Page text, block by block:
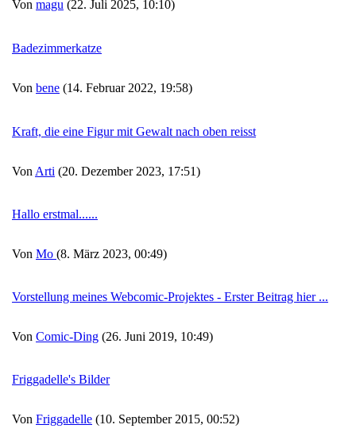
Von magu (22. Juli 2025, 10:10)
Badezimmerkatze
Von bene (14. Februar 2022, 19:58)
Kraft, die eine Figur mit Gewalt nach oben reisst
Von Arti (20. Dezember 2023, 17:51)
Hallo erstmal......
Von Mo (8. März 2023, 00:49)
Vorstellung meines Webcomic-Projektes - Erster Beitrag hier ...
Von Comic-Ding (26. Juni 2019, 10:49)
Friggadelle's Bilder
Von Friggadelle (10. September 2015, 00:52)